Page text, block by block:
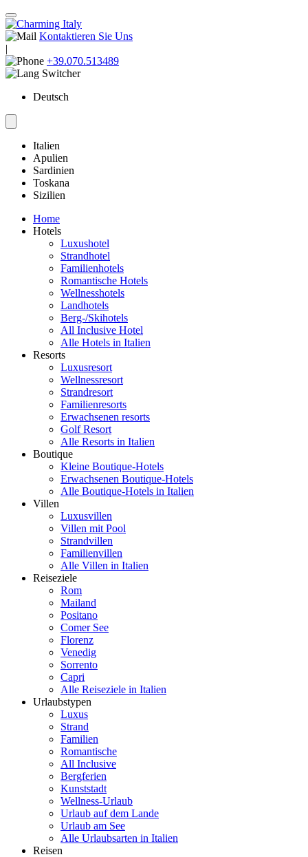
Kontaktieren Sie Uns
|
+39.070.513489
Deutsch
Italien
Apulien
Sardinien
Toskana
Sizilien
Home
Hotels
Luxushotel
Strandhotel
Familienhotels
Romantische Hotels
Wellnesshotels
Landhotels
Berg-/Skihotels
All Inclusive Hotel
Alle Hotels in Italien
Resorts
Luxusresort
Wellnessresort
Strandresort
Familienresorts
Erwachsenen resorts
Golf Resort
Alle Resorts in Italien
Boutique
Kleine Boutique-Hotels
Erwachsenen Boutique-Hotels
Alle Boutique-Hotels in Italien
Villen
Luxusvillen
Villen mit Pool
Strandvillen
Familienvillen
Alle Villen in Italien
Reiseziele
Rom
Mailand
Positano
Comer See
Florenz
Venedig
Sorrento
Capri
Alle Reiseziele in Italien
Urlaubstypen
Luxus
Strand
Familien
Romantische
All Inclusive
Bergferien
Kunststadt
Wellness-Urlaub
Urlaub auf dem Lande
Urlaub am See
Alle Urlaubsarten in Italien
Reisen